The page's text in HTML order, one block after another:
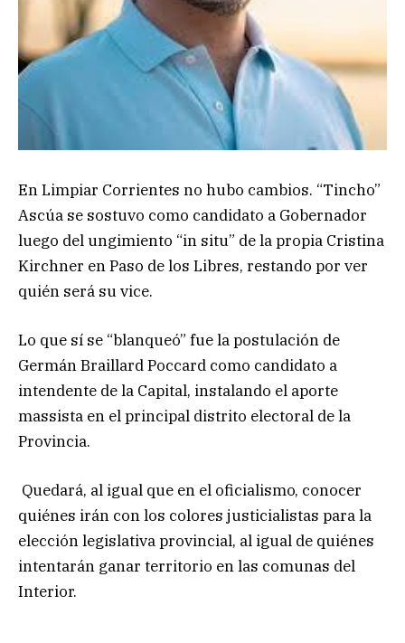
En Limpiar Corrientes no hubo cambios. “Tincho”
Ascúa se sostuvo como candidato a Gobernador
luego del ungimiento “in situ” de la propia Cristina
Kirchner en Paso de los Libres, restando por ver
quién será su vice.
Lo que sí se “blanqueó” fue la postulación de
Germán Braillard Poccard como candidato a
intendente de la Capital, instalando el aporte
massista en el principal distrito electoral de la
Provincia.
Quedará, al igual que en el oficialismo, conocer
quiénes irán con los colores justicialistas para la
elección legislativa provincial, al igual de quiénes
intentarán ganar territorio en las comunas del
Interior.